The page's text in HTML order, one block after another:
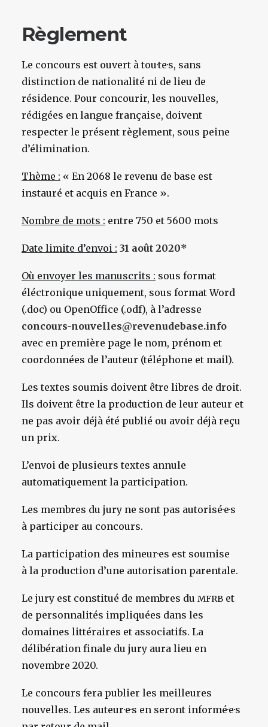
Règlement
Le concours est ouvert à tou·te·s, sans
distinction de nationalité ni de lieu de
résidence. Pour concourir, les nouvelles,
rédigées en langue française, doivent
respecter le présent règlement, sous peine
d’élimination.
Thème : « En 2068 le revenu de base est
instauré et acquis en France ».
Nombre de mots : entre 750 et 5600 mots
Date limite d’envoi : 31 août 2020*
Où envoyer les manuscrits : sous format
éléctronique uniquement, sous format Word
(.doc) ou OpenOffice (.odf), à l’adresse
concours-nouvelles@revenudebase.info
avec en première page le nom, prénom et
coordonnées de l’auteur (téléphone et mail).
Les textes soumis doivent être libres de droit.
Ils doivent être la production de leur auteur et
ne pas avoir déjà été publié ou avoir déjà reçu
un prix.
L’envoi de plusieurs textes annule
automatiquement la participation.
Les membres du jury ne sont pas autorisé·e·s
à participer au concours.
La participation des mineur·es est soumise
à la production d’une autorisation parentale.
Le jury est constitué de membres du MFRB et
de personnalités impliquées dans les
domaines littéraires et associatifs. La
délibération finale du jury aura lieu en
novembre 2020.
Le concours fera publier les meilleures
nouvelles. Les auteur·e·s en seront informé·e·s